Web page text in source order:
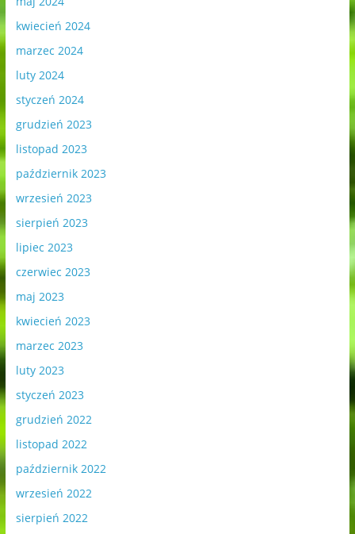
kwiecień 2024
marzec 2024
luty 2024
styczeń 2024
grudzień 2023
listopad 2023
październik 2023
wrzesień 2023
sierpień 2023
lipiec 2023
czerwiec 2023
maj 2023
kwiecień 2023
marzec 2023
luty 2023
styczeń 2023
grudzień 2022
listopad 2022
październik 2022
wrzesień 2022
sierpień 2022